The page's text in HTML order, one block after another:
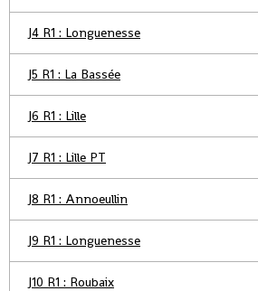
J4 R1 : Longuenesse
J5 R1 : La Bassée
J6 R1 : Lille
J7 R1 : Lille PT
J8 R1 : Annoeullin
J9 R1 : Longuenesse
J10 R1 : Roubaix